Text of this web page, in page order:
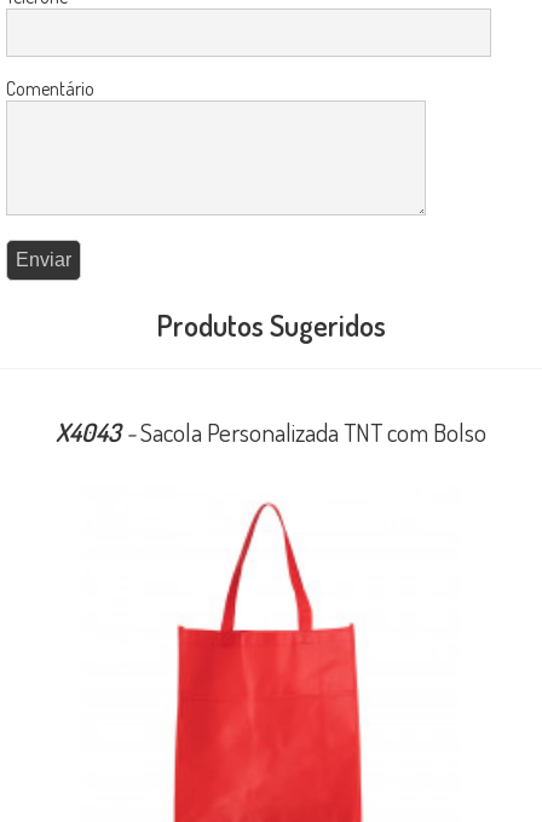
Comentário
Produtos Sugeridos
X4043-Sacola Personalizada TNT com Bolso